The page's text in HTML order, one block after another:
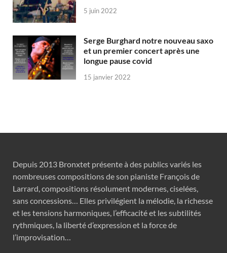
5 juin 2022
Serge Burghard notre nouveau saxo
et un premier concert après une
longue pause covid
15 janvier 2022
Depuis 2013 Bronxtet présente à des publics variés les
nombreuses compositions de son pianiste François de
Larrard, compositions résolument modernes, ciselées,
sans concessions… Elles privilégient la mélodie, la richesse
et les tensions harmoniques, l’efficacité et les subtilités
rythmiques, la liberté d’expression et la force de
l’improvisation…